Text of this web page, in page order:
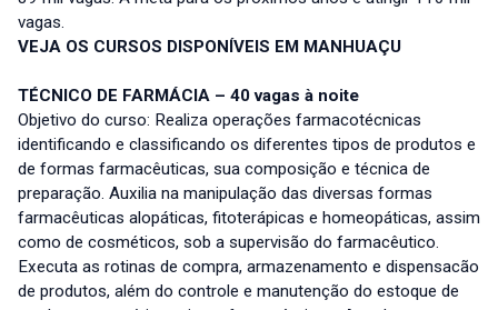
vagas.
VEJA OS CURSOS DISPONÍVEIS EM MANHUAÇU
TÉCNICO DE FARMÁCIA – 40 vagas à noite
Objetivo do curso: Realiza operações farmacotécnicas
identificando e classificando os diferentes tipos de produtos e
de formas farmacêuticas, sua composição e técnica de
preparação. Auxilia na manipulação das diversas formas
farmacêuticas alopáticas, fitoterápicas e homeopáticas, assim
como de cosméticos, sob a supervisão do farmacêutico.
Executa as rotinas de compra, armazenamento e dispensacão
de produtos, além do controle e manutenção do estoque de